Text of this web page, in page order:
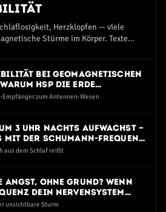
Herzklopfen — viele
Stürme im Körper. Texte
bei geomagnetischen
HSP die Erde
spüren
Empfänger zum Antennen-Wesen
3 Uhr nachts aufwachst —
mit der Schumann-Frequenz
aus dem Schlaf reißt
ohne Grund? Wenn
dein Nervensystem
unsichtbare Sturm